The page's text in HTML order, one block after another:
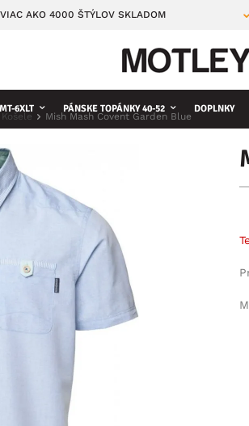
VIAC AKO 4000 ŠTÝLOV SKLADOM
6XLT PÁNSKE TOPÁNKY 40-52 DOPLNKY
Košele Mish Mash Covent Garden Blue